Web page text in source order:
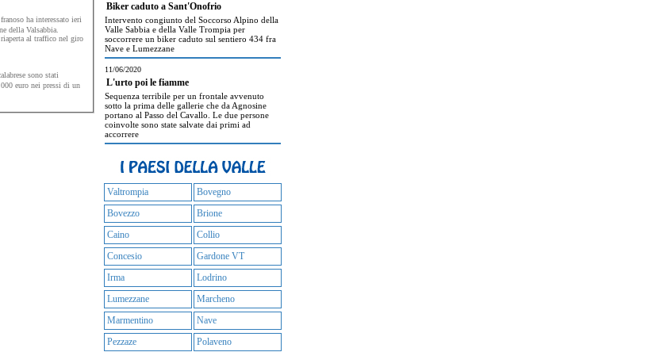
ha interessato ieri
della Valsabbia.
al traffico nel giro
sono stati
euro nei pressi di un
Biker caduto a Sant'Onofrio
Intervento congiunto del Soccorso Alpino della
Valle Sabbia e della Valle Trompia per
soccorrere un biker caduto sul sentiero 434 fra
Nave e Lumezzane
11/06/2020
L'urto poi le fiamme
Sequenza terribile per un frontale avvenuto
sotto la prima delle gallerie che da Agnosine
portano al Passo del Cavallo. Le due persone
coinvolte sono state salvate dai primi ad
accorrere
Valtrompia
Bovegno
Bovezzo
Brione
Caino
Collio
Concesio
Gardone VT
Irma
Lodrino
Lumezzane
Marcheno
Marmentino
Nave
Pezzaze
Polaveno